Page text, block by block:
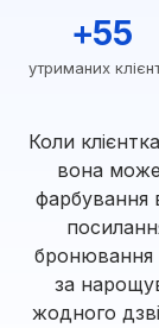
+55
утриманих
Коли
вона
фарбування
бронювання
за
жодного